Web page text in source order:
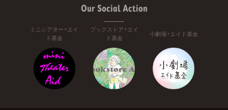
Our Social Action
ミニシアター・エイ
ド基金
ブックストア・エイ
ド基金
小劇場・エイド基金